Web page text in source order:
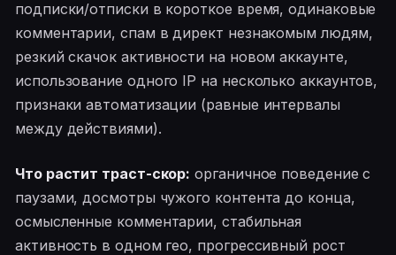
подписки/отписки в короткое время, одинаковые
комментарии, спам в директ незнакомым людям,
резкий скачок активности на новом аккаунте,
использование одного IP на несколько аккаунтов,
признаки автоматизации (равные интервалы
между действиями).
Что растит траст-скор: органичное поведение с
паузами, досмотры чужого контента до конца,
осмысленные комментарии, стабильная
активность в одном гео, прогрессивный рост